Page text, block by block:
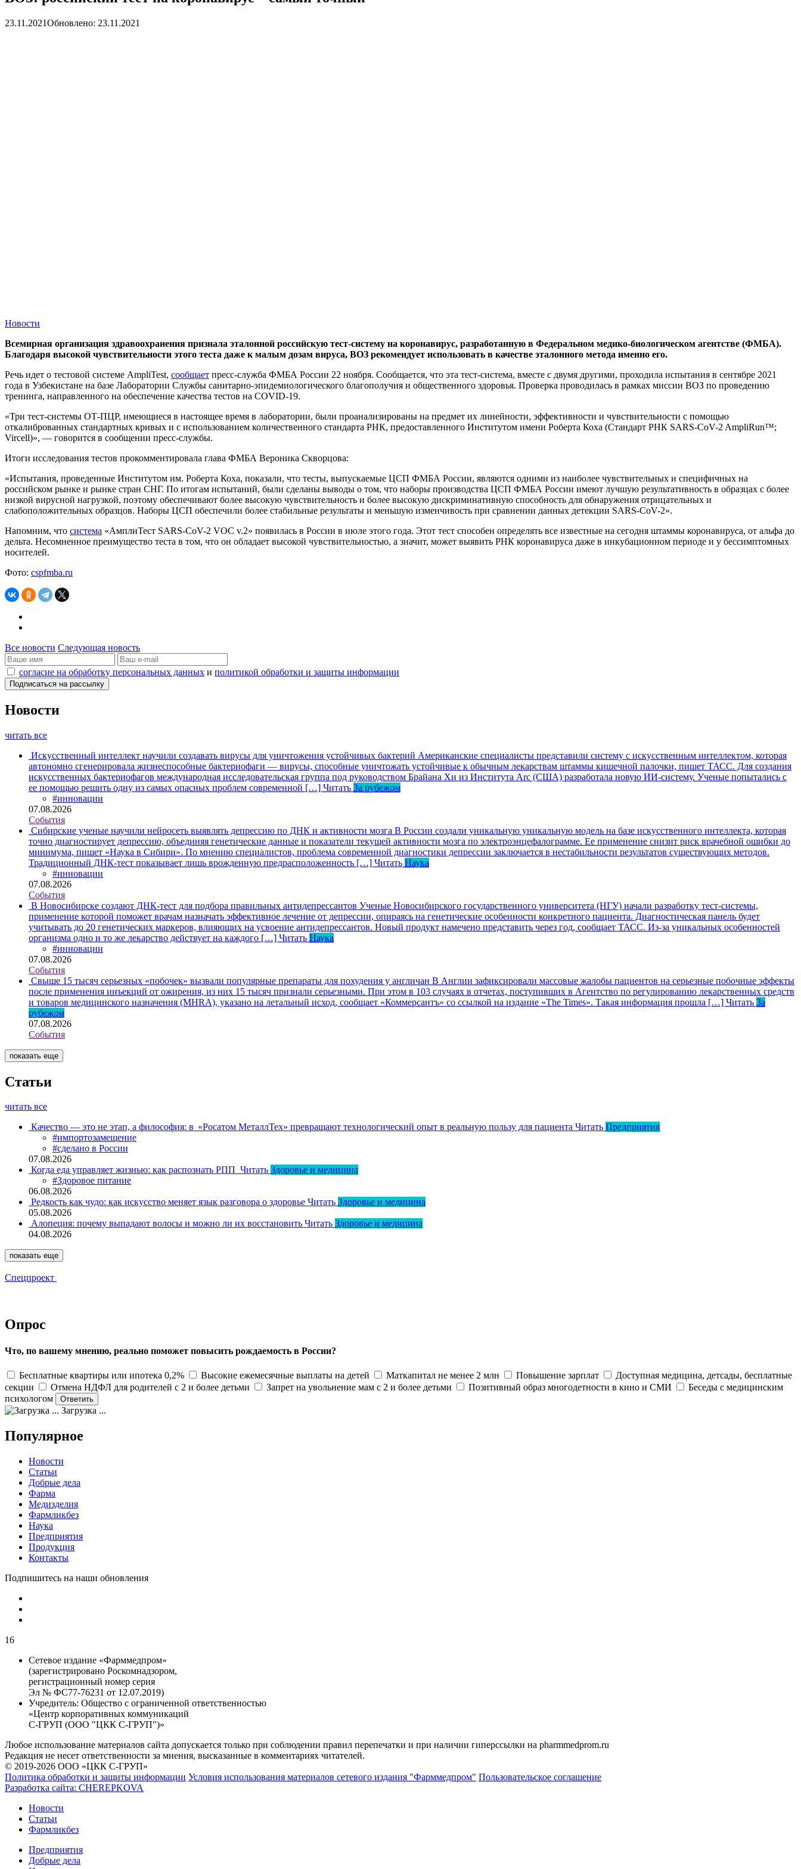
23.11.2021Обновлено: 23.11.2021
Новости
Всемирная организация здравоохранения признала эталонной российскую тест-систему на коронавирус, разработанную в Федеральном медико-биологическом агентстве (ФМБА).
Благодаря высокой чувствительности этого теста даже к малым дозам вируса, ВОЗ рекомендует использовать в качестве эталонного метода именно его.
Речь идет о тестовой системе AmpliTest, сообщает пресс-служба ФМБА России 22 ноября. Сообщается, что эта тест-система, вместе с двумя другими, проходила испытания в сентябре 2021
года в Узбекистане на базе Лаборатории Службы санитарно-эпидемиологического благополучия и общественного здоровья. Проверка проводилась в рамках миссии ВОЗ по проведению
тренинга, направленного на обеспечение качества тестов на COVID-19.
«Три тест-системы ОТ-ПЦР, имеющиеся в настоящее время в лаборатории, были проанализированы на предмет их линейности, эффективности и чувствительности с помощью
откалиброванных стандартных кривых и с использованием количественного стандарта РНК, предоставленного Институтом имени Роберта Коха (Стандарт РНК SARS-CoV-2 AmpliRun™;
Vircell)», — говорится в сообщении пресс-службы.
Итоги исследования тестов прокомментировала глава ФМБА Вероника Скворцова:
«Испытания, проведенные Институтом им. Роберта Коха, показали, что тесты, выпускаемые ЦСП ФМБА России, являются одними из наиболее чувствительных и специфичных на
российском рынке и рынке стран СНГ. По итогам испытаний, были сделаны выводы о том, что наборы производства ЦСП ФМБА России имеют лучшую результативность в образцах с более
низкой вирусной нагрузкой, поэтому обеспечивают более высокую чувствительность и более высокую дискриминативную способность для обнаружения отрицательных и
слабоположительных образцов. Наборы ЦСП обеспечили более стабильные результаты и меньшую изменчивость при сравнении данных детекции SARS-CoV-2».
Напомним, что система «АмплиТест SARS-CoV-2 VOC v.2» появилась в России в июле этого года. Этот тест способен определять все известные на сегодня штаммы коронавируса, от альфа до
дельта. Несомненное преимущество теста в том, что он обладает высокой чувствительностью, а значит, может выявить РНК коронавируса даже в инкубационном периоде и у бессимптомных
носителей.
Фото: cspfmba.ru
Все новости Следующая новость
согласие на обработку персональных данных и политикой обработки и защиты информации
Новости
читать все
Искусственный интеллект научили создавать вирусы для уничтожения устойчивых бактерий Американские специалисты представили систему с искусственным интеллектом, которая
автономно сгенерировала жизнеспособные бактериофаги — вирусы, способные уничтожать устойчивые к обычным лекарствам штаммы кишечной палочки, пишет ТАСС. Для создания
искусственных бактериофагов международная исследовательская группа под руководством Брайана Хи из Института Arc (США) разработала новую ИИ-систему. Ученые попытались с
ее помощью решить одну из самых опасных проблем современной […] Читать За рубежом
#инновации
07.08.2026
События
Сибирские ученые научили нейросеть выявлять депрессию по ДНК и активности мозга В России создали уникальную уникальную модель на базе искусственного интеллекта, которая
точно диагностирует депрессию, объединяя генетические данные и показатели текущей активности мозга по электроэнцефалограмме. Ее применение снизит риск врачебной ошибки до
минимума, пишет «Наука в Сибири». По мнению специалистов, проблема современной диагностики депрессии заключается в нестабильности результатов существующих методов.
Традиционный ДНК-тест показывает лишь врожденную предрасположенность […] Читать Наука
#инновации
07.08.2026
События
В Новосибирске создают ДНК-тест для подбора правильных антидепрессантов Ученые Новосибирского государственного университета (НГУ) начали разработку тест-системы,
применение которой поможет врачам назначать эффективное лечение от депрессии, опираясь на генетические особенности конкретного пациента. Диагностическая панель будет
учитывать до 20 генетических маркеров, влияющих на усвоение антидепрессантов. Новый продукт намечено представить через год, сообщает ТАСС. Из-за уникальных особенностей
организма одно и то же лекарство действует на каждого […] Читать Наука
#инновации
07.08.2026
События
Свыше 15 тысяч серьезных «побочек» вызвали популярные препараты для похудения у англичан В Англии зафиксировали массовые жалобы пациентов на серьезные побочные эффекты
после применения инъекций от ожирения, из них 15 тысяч признали серьезными. При этом в 103 случаях в отчетах, поступивших в Агентство по регулированию лекарственных средств
и товаров медицинского назначения (MHRA), указано на летальный исход, сообщает «Коммерсантъ» со ссылкой на издание «The Times». Такая информация прошла […] Читать За
рубежом
07.08.2026
События
показать еще
Статьи
читать все
Качество — это не этап, а философия: в «Росатом МеталлТех» превращают технологический опыт в реальную пользу для пациента Читать Предприятия
#импортозамещение
#сделано в России
07.08.2026
Когда еда управляет жизнью: как распознать РПП Читать Здоровье и медицина
#Здоровое питание
06.08.2026
Редкость как чудо: как искусство меняет язык разговора о здоровье Читать Здоровье и медицина
05.08.2026
Алопеция: почему выпадают волосы и можно ли их восстановить Читать Здоровье и медицина
04.08.2026
показать еще
Спецпроект
Опрос
Что, по вашему мнению, реально поможет повысить рождаемость в России?
Бесплатные квартиры или ипотека 0,2% Высокие ежемесячные выплаты на детей Маткапитал не менее 2 млн Повышение зарплат
Доступная медицина, детсады, бесплатные
секции
Отмена НДФЛ для родителей с 2 и более детьми Запрет на увольнение мам с 2 и более детьми Позитивный образ многодетности в кино и СМИ
Беседы с медицинским
психологом
Загрузка ...
Популярное
Новости
Статьи
Добрые дела
Фарма
Медизделия
Фармликбез
Наука
Предприятия
Продукция
Контакты
Подпишитесь на наши обновления
16
Сетевое издание «Фарммедпром»
(зарегистрировано Роскомнадзором,
регистрационный номер серия
Эл № ФС77-76231 от 12.07.2019)
Учредитель: Общество с ограниченной ответственностью
«Центр корпоративных коммуникаций
С-ГРУП (ООО "ЦКК С-ГРУП")»
Любое использование материалов сайта допускается только при соблюдении правил перепечатки и при наличии гиперссылки на pharmmedprom.ru
Редакция не несет ответственности за мнения, высказанные в комментариях читателей.
© 2019-2026 ООО «ЦКК С-ГРУП»
Политика обработки и защиты информации Условия использования материалов сетевого издания "Фарммедпром" Пользовательское соглашение
Разработка сайта: CHEREPKOVA
Новости
Статьи
Фармликбез
Предприятия
Добрые дела